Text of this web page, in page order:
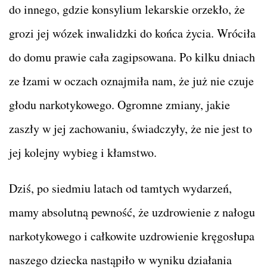
do innego, gdzie konsylium lekarskie orzekło, że
grozi jej wózek inwalidzki do końca życia. Wróciła
do domu prawie cała zagipsowana. Po kilku dniach
ze łzami w oczach oznajmiła nam, że już nie czuje
głodu narkotykowego. Ogromne zmiany, jakie
zaszły w jej zachowaniu, świadczyły, że nie jest to
jej kolejny wybieg i kłamstwo.
Dziś, po siedmiu latach od tamtych wydarzeń,
mamy absolutną pewność, że uzdrowienie z nałogu
narkotykowego i całkowite uzdrowienie kręgosłupa
naszego dziecka nastąpiło w wyniku działania